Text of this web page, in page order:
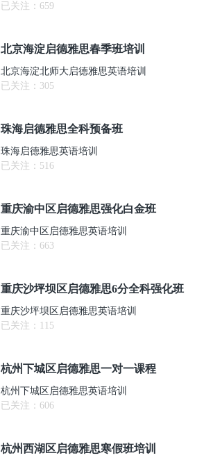
已关注： 659
北京海淀启德雅思春季班培训
北京海淀北师大启德雅思英语培训
已关注： 305
珠海启德雅思全科预备班
珠海启德雅思英语培训
已关注： 516
重庆渝中区启德雅思强化白金班
重庆渝中区启德雅思英语培训
已关注： 663
重庆沙坪坝区启德雅思6分全科强化班
重庆沙坪坝区启德雅思英语培训
已关注： 115
杭州下城区启德雅思一对一课程
杭州下城区启德雅思英语培训
已关注： 606
杭州西湖区启德雅思寒假班培训